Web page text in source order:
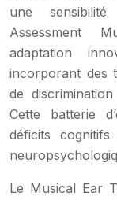
une
Assessment
adaptation
incorporant des
de
Cette batterie
déficits
Le Musical Ear